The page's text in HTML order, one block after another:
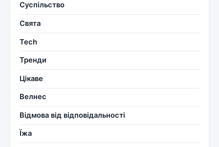
Суспільство
Свята
Tech
Тренди
Цікаве
Велнес
Відмова від відповідальності
Їжа